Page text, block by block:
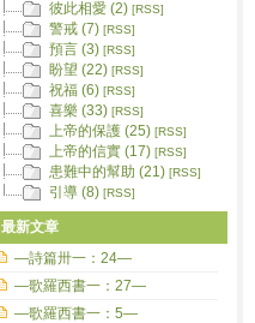
彼此相愛 (2) [RSS]
警戒 (7) [RSS]
預言 (3) [RSS]
盼望 (22) [RSS]
祝福 (6) [RSS]
喜樂 (33) [RSS]
上帝的保護 (25) [RSS]
上帝的信實 (17) [RSS]
患難中的幫助 (21) [RSS]
引導 (8) [RSS]
最新文章
—詩篇卅一：24—
—歌羅西書一：27—
—歌羅西書一：5—